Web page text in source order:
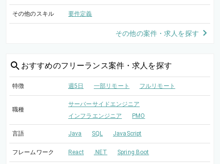
その他のスキル 要件定義
その他の案件・求人を探す
おすすめのフリーランス案件・求人を探す
特徴 週5日 一部リモート フルリモート
職種
サーバーサイドエンジニア
インフラエンジニア
PMO
言語 Java SQL JavaScript
フレームワーク React .NET Spring Boot